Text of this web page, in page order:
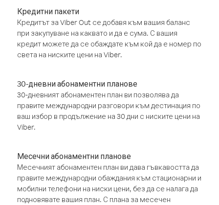
Кредитни пакети
Кредитът за Viber Out се добавя към вашия баланс
при закупуване на каквато и да е сума. С вашия
кредит можете да се обаждате към кой да е номер по
света на ниските цени на Viber.
30-дневни абонаментни планове
30-дневният абонаментен план ви позволява да
правите международни разговори към дестинация по
ваш избор в продължение на 30 дни с ниските цени на
Viber.
Месечни абонаментни планове
Месечният абонаментен план ви дава гъвкавостта да
правите международни обаждания към стационарни и
мобилни телефони на ниски цени, без да се налага да
подновявате вашия план. С плана за месечен